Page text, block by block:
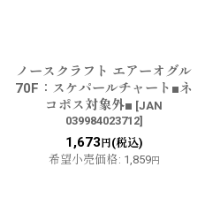
ノースクラフト エアーオグル
70F：スケパールチャート■ネ
コポス対象外■ [JAN
039984023712]
1,673 円(税込)
希望小売価格: 1,859円